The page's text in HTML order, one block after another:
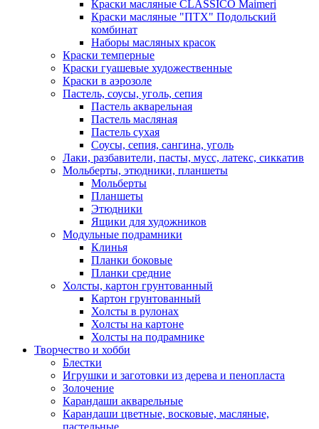
Краски масляные CLASSICO Maimeri
Краски масляные "ПТХ" Подольский
комбинат
Наборы масляных красок
Краски темперные
Краски гуашевые художественные
Краски в аэрозоле
Пастель, соусы, уголь, сепия
Пастель акварельная
Пастель масляная
Пастель сухая
Соусы, сепия, сангина, уголь
Лаки, разбавители, пасты, мусс, латекс, сиккатив
Мольберты, этюдники, планшеты
Мольберты
Планшеты
Этюдники
Ящики для художников
Модульные подрамники
Клинья
Планки боковые
Планки средние
Холсты, картон грунтованный
Картон грунтованный
Холсты в рулонах
Холсты на картоне
Холсты на подрамнике
Творчество и хобби
Блестки
Игрушки и заготовки из дерева и пенопласта
Золочение
Карандаши акварельные
Карандаши цветные, восковые, масляные,
пастельные